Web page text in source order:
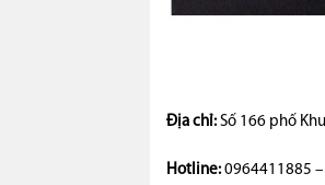
Địa chỉ: Số 166 phố
Hotline: 0964411885